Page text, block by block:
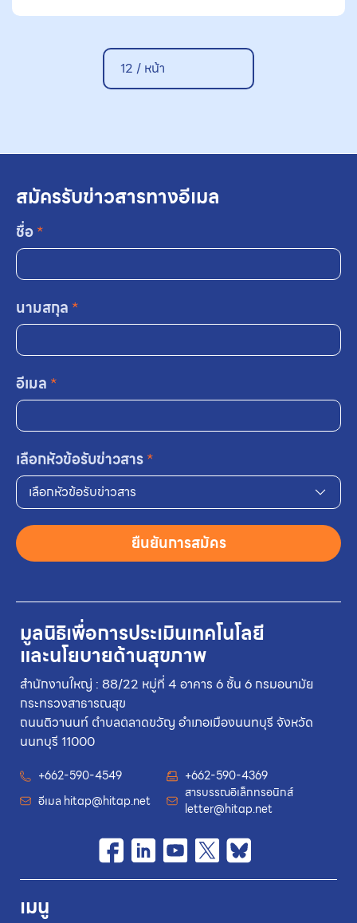
12 / หน้า
มูลนิธิเพื่อการประเมินเทคโนโลยี
และนโยบายด้านสุขภาพ
สำนักงานใหญ่ : 88/22 หมู่ที่ 4 อาคาร 6 ชั้น 6 กรมอนามัย
กระทรวงสาธารณสุข
ถนนติวานนท์ ตำบลตลาดขวัญ อำเภอเมืองนนทบุรี จังหวัด
นนทบุรี 11000
+662-590-4549
+662-590-4369
อีเมล hitap@hitap.net
สารบรรณอิเล็กทรอนิกส์
letter@hitap.net
เมนู
สมัครรับข่าวสารทางอีเมล
ชื่อ*
นามสกุล *
อีเมล *
เลือกหัวข้อรับข่าวสาร*
เลือกหัวข้อรับข่าวสาร
ยืนยันการสมัคร